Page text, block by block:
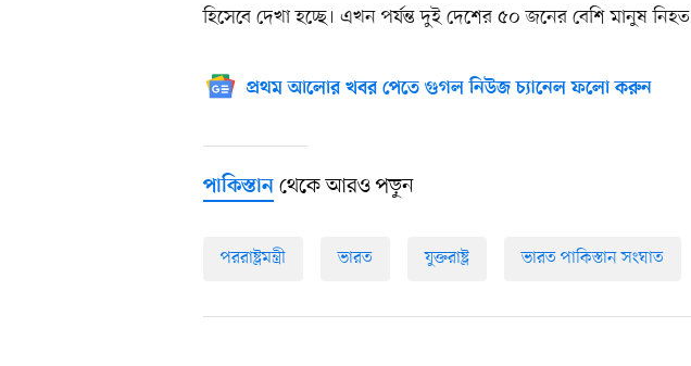
হিসেবে দেখা হচ্ছে। এখন পর্যন্ত দুই দেশের ৫০ জনের বেশি মানুষ
প্রথম আলোর খবর পেতে গুগল নিউজ চ্যানেল ফলো করুন
পাকিস্তান থেকে আরও পড়ুন
পররাষ্ট্রমন্ত্রী ভারত যুক্তরাষ্ট্র ভারত পাকিস্তান সংঘাত